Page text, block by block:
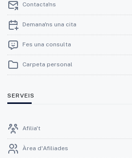
Contacta'ns
Demana'ns una cita
Fes una consulta
Carpeta personal
SERVEIS
Afilia't
Àrea d'Afiliades